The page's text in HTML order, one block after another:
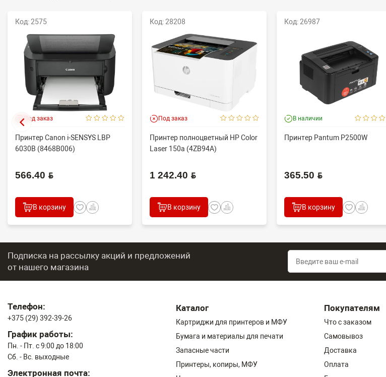
Код: 2575
Под заказ
Принтер Canon i-SENSYS LBP
6030B (8468B006)
566.40 BYN
В корзину
Код: 28208
Под заказ
Принтер полноцветный HP Color
Laser 150a (4ZB94A)
1 242.40 BYN
В корзину
Код: 26987
В наличии
Принтер Pantum P2500W
365.50 BYN
В корзину
Подписка на рассылку акций и предложений
от нашего магазина
Телефон:
+375 (29) 392-39-26
График работы:
Пн. - Пт. с 9:00 до 18:00
Сб. - Вс. выходные
Электронная почта:
Каталог
Картриджи для принтеров и МФУ
Бумага и материалы для печати
Запасные части
Принтеры, копиры, МФУ
Покупателям
Что с заказом
Самовывоз
Доставка
Оплата